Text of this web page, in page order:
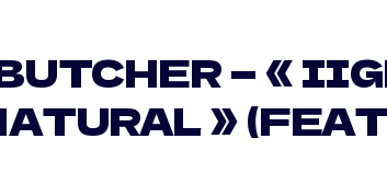
— «
»